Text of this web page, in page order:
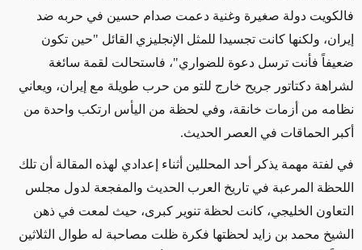
فالكويت دولة صغيرة وغنية دعمت صدام حسين في حربه ضد
إيران، ولكنها كانت تجسيدا للمثل الإنجليزي القائل "حين تكون
ضعيفاً فأنت ترسل دعوة للضواري"، فاستحالت لقمة سائغة
لشراهة دكتاتور جريح خارج للتو من حرب طويلة مع إيران، ويعاني
نظامه من أزمات خانقة، وفي لحظة من اليأس ارتكب واحدة من
أكبر الحماقات في العصر الحديث.
في لفتة مهمة يذكر أحد المحللين أثناء إعدادي لهذه المقالة أن تلك
اللحظة المرعبة في تاريخ العرب الحديث والمفجعة لدول مجلس
التعاون الخليجي، كانت لحظة تنوير كبرى، حيث لمعت في ذهن
الشيخ محمد بن زايد لحظتها فكرة ظلت مصاحبة له طوال الثلاثين